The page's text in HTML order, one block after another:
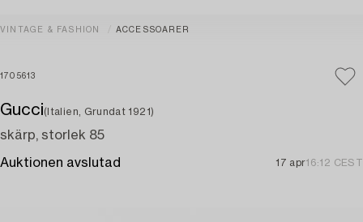
VINTAGE & FASHION ACCESSOARER
1705613
Gucci(Italien, Grundat 1921)
skärp, storlek 85
Auktionen avslutad 17 apr16:12 CEST